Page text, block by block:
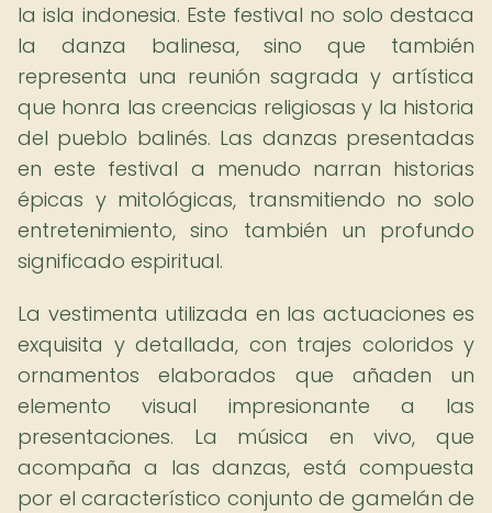
la isla indonesia. Este festival no solo destaca
la danza balinesa, sino que también
representa una reunión sagrada y artística
que honra las creencias religiosas y la historia
del pueblo balinés. Las danzas presentadas
en este festival a menudo narran historias
épicas y mitológicas, transmitiendo no solo
entretenimiento, sino también un profundo
significado espiritual.
La vestimenta utilizada en las actuaciones es
exquisita y detallada, con trajes coloridos y
ornamentos elaborados que añaden un
elemento visual impresionante a las
presentaciones. La música en vivo, que
acompaña a las danzas, está compuesta
por el característico conjunto de gamelán de